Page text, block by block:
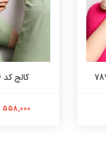
کالج کد 7876
558,000 تومان